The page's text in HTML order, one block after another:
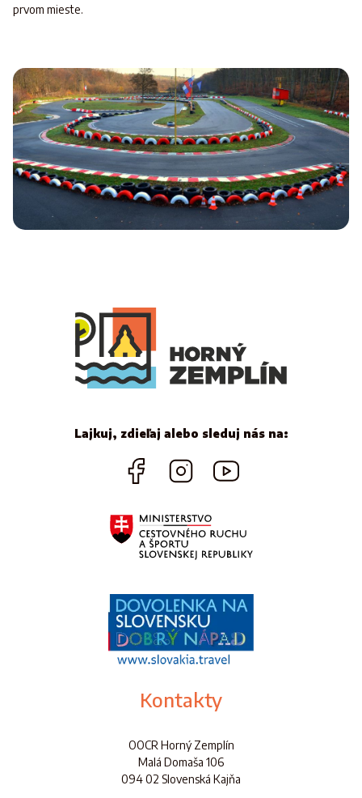
prvom mieste.
Lajkuj, zdieľaj alebo sleduj nás na:
Kontakty
OOCR Horný Zemplín
Malá Domaša 106
094 02 Slovenská Kajňa